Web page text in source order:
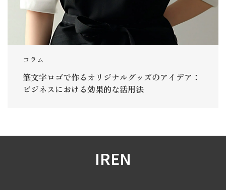
コラム
筆文字ロゴで作るオリジナルグッズのアイデア：
ビジネスにおける効果的な活用法
IREN